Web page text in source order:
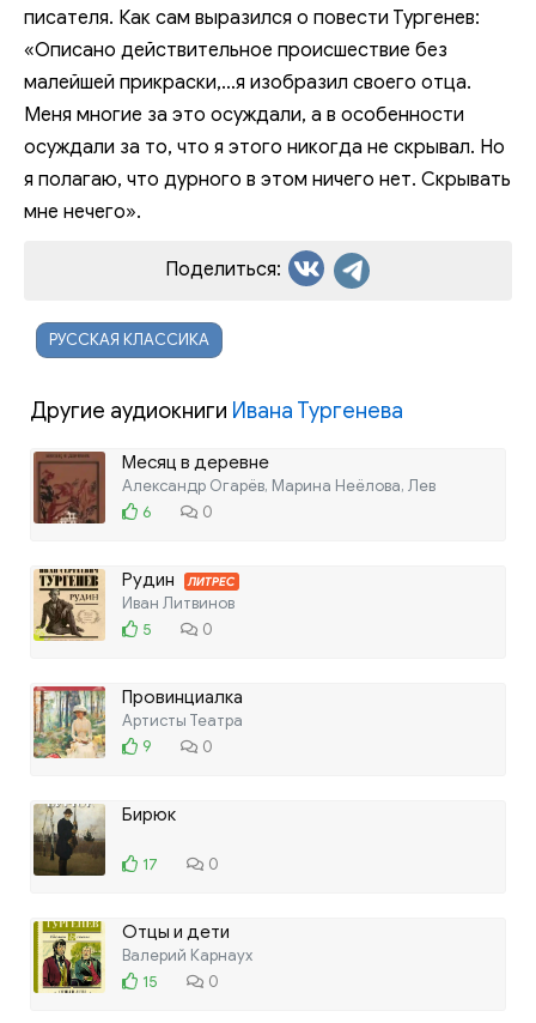
писателя. Как сам выразился о повести Тургенев:
«Описано действительное происшествие без
малейшей прикраски,…я изобразил своего отца.
Меня многие за это осуждали, а в особенности
осуждали за то, что я этого никогда не скрывал. Но
я полагаю, что дурного в этом ничего нет. Скрывать
мне нечего».
Поделиться:
РУССКАЯ КЛАССИКА
Другие аудиокниги Ивана Тургенева
Месяц в деревне
Александр Огарёв, Марина Неёлова, Лев
6
0
Рудин ЛИТРЕС
Иван Литвинов
5
0
Провинциалка
Артисты Театра
9
0
Бирюк
17 0
Отцы и дети
Валерий Карнаух
15
0